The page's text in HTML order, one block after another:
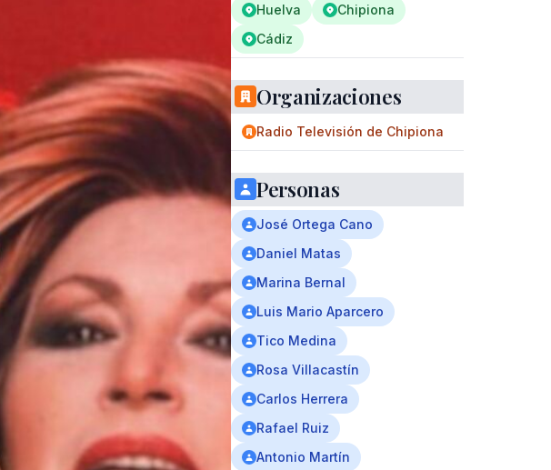
Huelva
Chipiona
Cádiz
Organizaciones
Radio Televisión de Chipiona
Personas
José Ortega Cano
Daniel Matas
Marina Bernal
Luis Mario Aparcero
Tico Medina
Rosa Villacastín
Carlos Herrera
Rafael Ruiz
Antonio Martín